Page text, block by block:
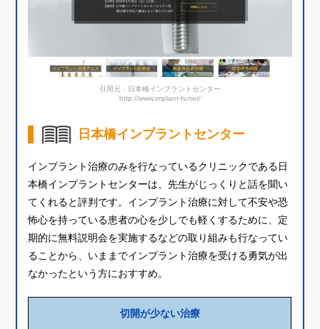
引用元：日本橋インプラントセンター
http://www.implant-tv.net/
日本橋インプラントセンター
インプラント治療のみを行なっているクリニックである日
本橋インプラントセンターは、先生がじっくりと話を聞い
てくれると評判です。インプラント治療に対して不安や恐
怖心を持っている患者の心を少しでも軽くするために、定
期的に無料説明会を実施するなどの取り組みも行なってい
ることから、いままでインプラント治療を受ける勇気が出
なかったという方におすすめ。
切開が少ない治療